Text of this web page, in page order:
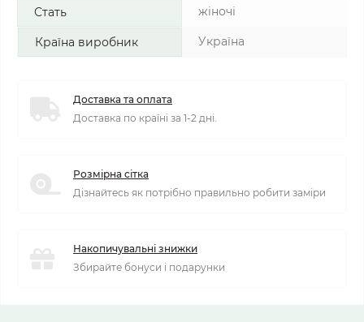
Стать жіночі
Країна виробник Україна
Доставка та оплата
Доставка по країні за 1-2 дні.
Розмірна сітка
Дізнайтесь як потрібно правильно робити заміри
Накопичувальні знижки
Збирайте бонуси і подарунки